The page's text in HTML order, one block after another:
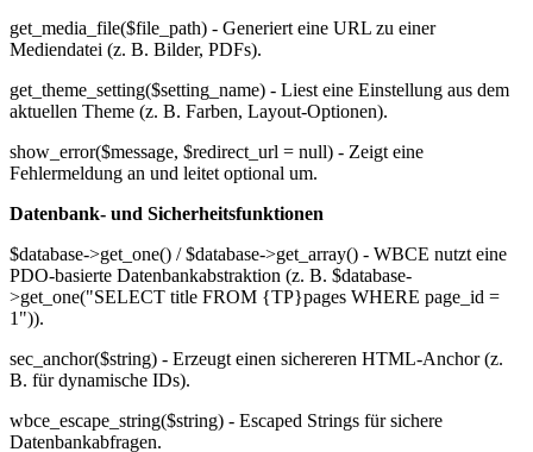
get_media_file($file_path) - Generiert eine URL zu einer
Mediendatei (z. B. Bilder, PDFs).
get_theme_setting($setting_name) - Liest eine Einstellung aus dem
aktuellen Theme (z. B. Farben, Layout-Optionen).
show_error($message, $redirect_url = null) - Zeigt eine
Fehlermeldung an und leitet optional um.
Datenbank- und Sicherheitsfunktionen
$database->get_one() / $database->get_array() - WBCE nutzt eine
PDO-basierte Datenbankabstraktion (z. B. $database-
>get_one("SELECT title FROM {TP}pages WHERE page_id =
1")).
sec_anchor($string) - Erzeugt einen sichereren HTML-Anchor (z.
B. für dynamische IDs).
wbce_escape_string($string) - Escaped Strings für sichere
Datenbankabfragen.